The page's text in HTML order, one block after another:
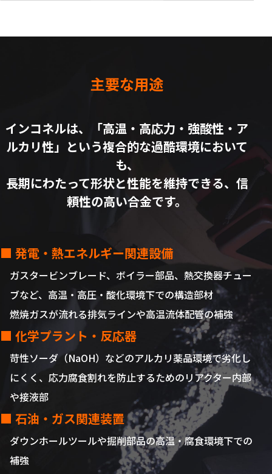
主要な用途
インコネルは、「高温・高応力・強酸性・ア
ルカリ性」という複合的な過酷環境において
も、
長期にわたって形状と性能を維持できる、信
頼性の高い合金です。
■ 発電・熱エネルギー関連設備
ガスタービンブレード、ボイラー部品、熱交換器チュー
ブなど、高温・高圧・酸化環境下での構造部材
燃焼ガスが流れる排気ラインや高温流体配管の補強
■ 化学プラント・反応器
苛性ソーダ（NaOH）などのアルカリ薬品環境で劣化し
にくく、応力腐食割れを防止するためのリアクター内部
や接液部
■ 石油・ガス関連装置
ダウンホールツールや掘削部品の高温・腐食環境下での
補強